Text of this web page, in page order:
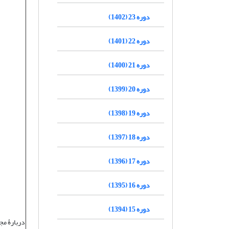
دوره 23 (1402)
دوره 22 (1401)
دوره 21 (1400)
دوره 20 (1399)
دوره 19 (1398)
دوره 18 (1397)
دوره 17 (1396)
دوره 16 (1395)
دوره 15 (1394)
دربارۀ